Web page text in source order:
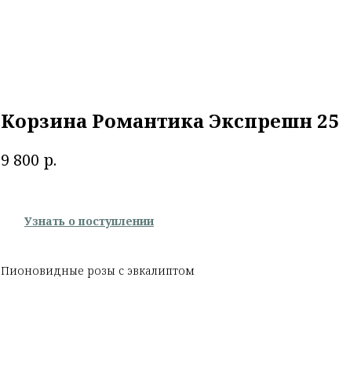
Корзина Романтика Экспрешн 25
9 800 р.
Узнать о поступлении
Пионовидные розы с эвкалиптом